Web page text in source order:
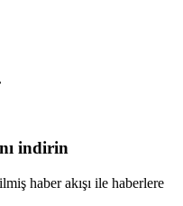
indirin
haber akışı ile haberlere